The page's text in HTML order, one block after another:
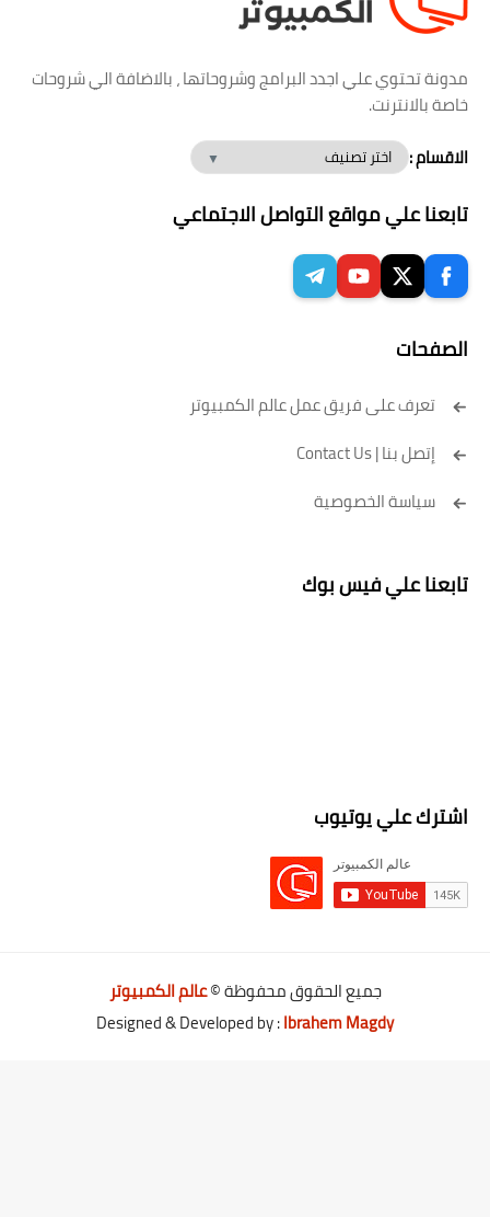
مدونة تحتوي علي اجدد البرامج وشروحاتها ، بالاضافة الي شروحات
خاصة بالانترنت.
الاقسام :
تابعنا علي مواقع التواصل الاجتماعي
الصفحات
تعرف على فريق عمل عالم الكمبيوتر
إتصل بنا | Contact Us
سياسة الخصوصية
تابعنا علي فيس بوك
اشترك علي يوتيوب
جميع الحقوق محفوظة ©عالم الكمبيوتر
Designed & Developed by :Ibrahem Magdy